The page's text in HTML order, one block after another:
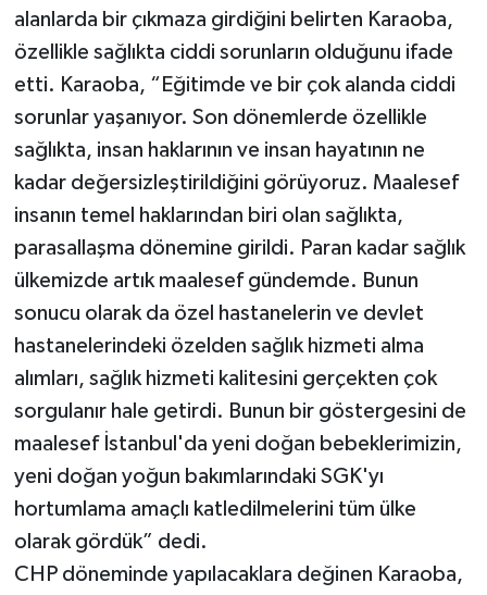
alanlarda bir çıkmaza girdiğini belirten Karaoba,
özellikle sağlıkta ciddi sorunların olduğunu ifade
etti. Karaoba, “Eğitimde ve bir çok alanda ciddi
sorunlar yaşanıyor. Son dönemlerde özellikle
sağlıkta, insan haklarının ve insan hayatının ne
kadar değersizleştirildiğini görüyoruz. Maalesef
insanın temel haklarından biri olan sağlıkta,
parasallaşma dönemine girildi. Paran kadar sağlık
ülkemizde artık maalesef gündemde. Bunun
sonucu olarak da özel hastanelerin ve devlet
hastanelerindeki özelden sağlık hizmeti alma
alımları, sağlık hizmeti kalitesini gerçekten çok
sorgulanır hale getirdi. Bunun bir göstergesini de
maalesef İstanbul'da yeni doğan bebeklerimizin,
yeni doğan yoğun bakımlarındaki SGK'yı
hortumlama amaçlı katledilmelerini tüm ülke
olarak gördük” dedi.
CHP döneminde yapılacaklara değinen Karaoba,